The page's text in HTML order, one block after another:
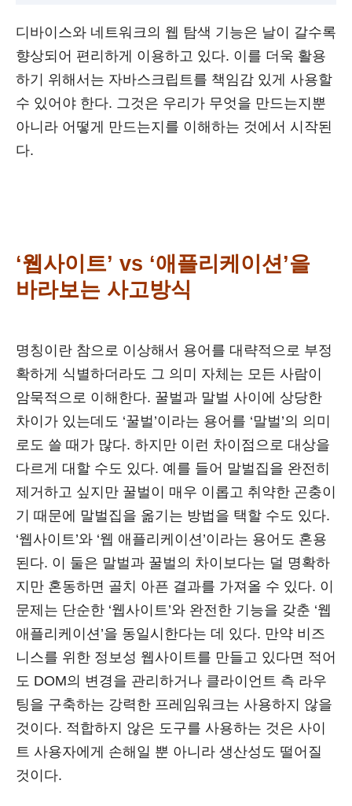
디바이스와 네트워크의 웹 탐색 기능은 날이 갈수록
향상되어 편리하게 이용하고 있다. 이를 더욱 활용
하기 위해서는 자바스크립트를 책임감 있게 사용할
수 있어야 한다. 그것은 우리가 무엇을 만드는지뿐
아니라 어떻게 만드는지를 이해하는 것에서 시작된
다.
‘웹사이트’ vs ‘애플리케이션’을
바라보는 사고방식
명칭이란 참으로 이상해서 용어를 대략적으로 부정
확하게 식별하더라도 그 의미 자체는 모든 사람이
암묵적으로 이해한다. 꿀벌과 말벌 사이에 상당한
차이가 있는데도 ‘꿀벌’이라는 용어를 ‘말벌’의 의미
로도 쓸 때가 많다. 하지만 이런 차이점으로 대상을
다르게 대할 수도 있다. 예를 들어 말벌집을 완전히
제거하고 싶지만 꿀벌이 매우 이롭고 취약한 곤충이
기 때문에 말벌집을 옮기는 방법을 택할 수도 있다.
‘웹사이트’와 ‘웹 애플리케이션’이라는 용어도 혼용
된다. 이 둘은 말벌과 꿀벌의 차이보다는 덜 명확하
지만 혼동하면 골치 아픈 결과를 가져올 수 있다. 이
문제는 단순한 ‘웹사이트’와 완전한 기능을 갖춘 ‘웹
애플리케이션’을 동일시한다는 데 있다. 만약 비즈
니스를 위한 정보성 웹사이트를 만들고 있다면 적어
도 DOM의 변경을 관리하거나 클라이언트 측 라우
팅을 구축하는 강력한 프레임워크는 사용하지 않을
것이다. 적합하지 않은 도구를 사용하는 것은 사이
트 사용자에게 손해일 뿐 아니라 생산성도 떨어질
것이다.